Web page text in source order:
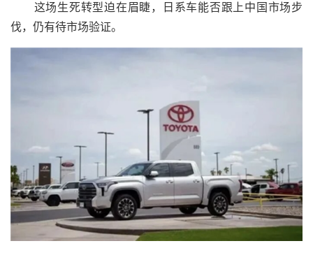
这场生死转型迫在眉睫，日系车能否跟上中国市场步
伐，仍有待市场验证。